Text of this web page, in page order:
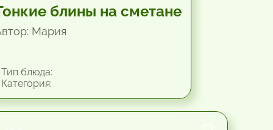
блины на сметане
Мария
блюда: